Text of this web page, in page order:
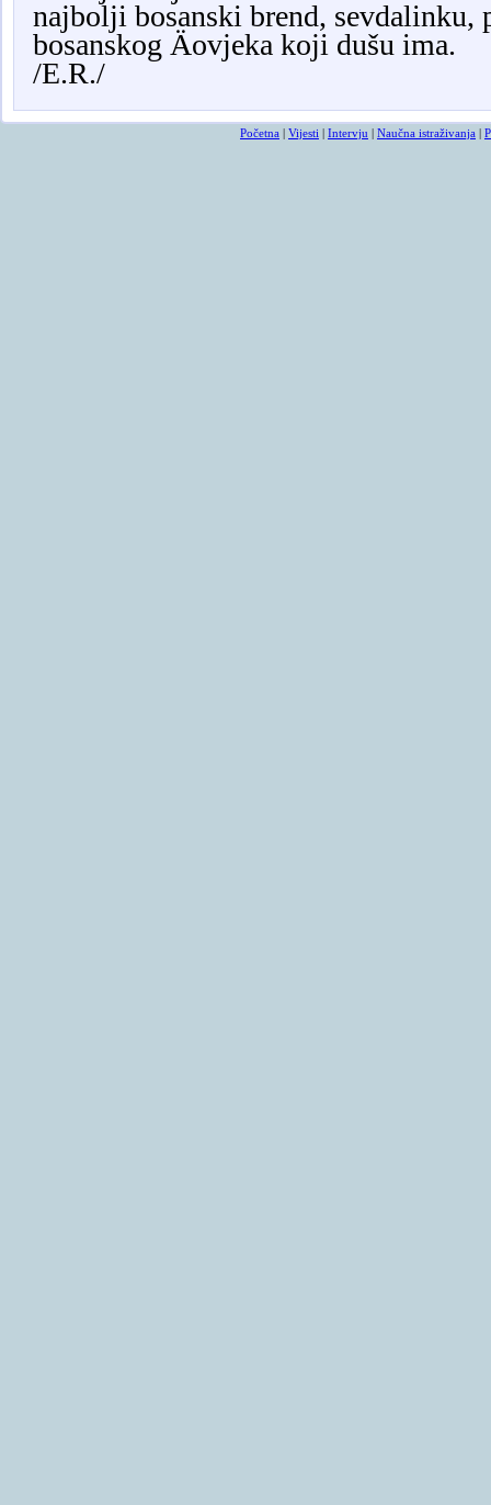
najbolji bosanski brend, sevdalinku,
bosanskog Äovjeka koji dušu ima.
/E.R./
Početna | Vijesti | Intervju | Naučna istraživanja |